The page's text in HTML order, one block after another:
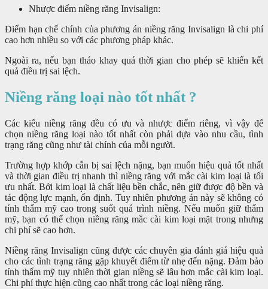
Nhược điểm niềng răng Invisalign:
Điểm hạn chế chính của phương án niềng răng Invisalign là chi phí
cao hơn nhiều so với các phương pháp khác.
Ngoài ra, nếu bạn tháo khay quá thời gian cho phép sẽ khiến kết
quả điều trị sai lệch.
Niềng răng loại nào tốt nhất ?
Các kiểu niềng răng đều có ưu và nhược điểm riêng, vì vậy để
chọn niềng răng loại nào tốt nhất còn phải dựa vào nhu cầu, tình
trạng răng cũng như tài chính của mỗi người.
Trường hợp khớp cắn bị sai lệch nặng, bạn muốn hiệu quả tốt nhất
và thời gian điều trị nhanh thì niềng răng với mắc cài kim loại là tối
ưu nhất. Bởi kim loại là chất liệu bền chắc, nên giữ được độ bền và
tác động lực mạnh, ổn định. Tuy nhiên phương án này sẽ không có
tính thẩm mỹ cao trong suốt quá trình niềng. Nếu muốn giữ thẩm
mỹ, bạn có thể chọn niềng răng mắc cài kim loại mặt trong nhưng
chi phí sẽ cao hơn.
Niềng răng Invisalign cũng được các chuyên gia đánh giá hiệu quả
cho các tình trạng răng gặp khuyết điểm từ nhẹ đến nặng. Đảm bảo
tính thẩm mỹ tuy nhiên thời gian niềng sẽ lâu hơn mắc cài kim loại.
Chi phí thực hiện cũng cao nhất trong các loại niềng răng.